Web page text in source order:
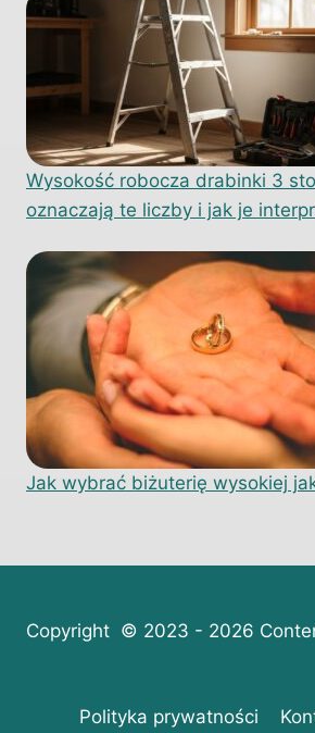
Wysokość robocza drabinki 3
oznaczają te liczby i jak je
Jak wybrać biżuterię wysokiej
Copyright © 2023 - 2026
Polityka prywatności